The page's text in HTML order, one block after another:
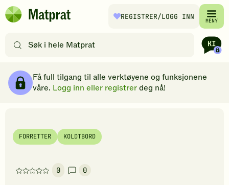
Hopp til hovedinnhold
Matprat
REGISTRER/LOGG INN MENY
etter
filtre
Få full tilgang til alle verktøyene og funksjonene
våre. Logg inn eller registrerdeg nå!
FORRETTER KOLDTBORD
0
Denne
0